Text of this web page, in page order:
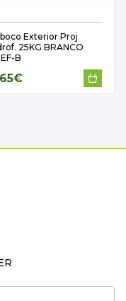
Massa Reparação 1KG
Triunfante
3,50€